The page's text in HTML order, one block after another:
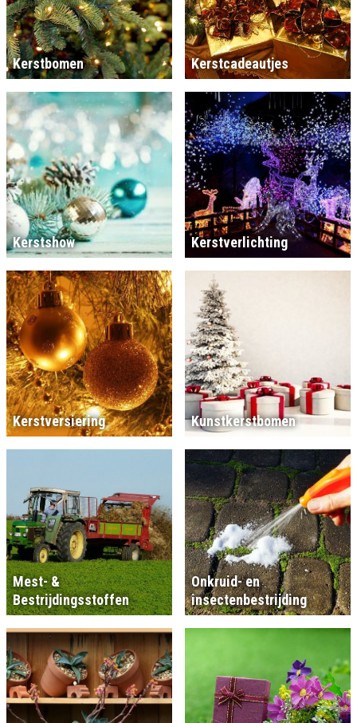
Kerstbomen Kerstcadeautjes
Kerstshow Kerstverlichting
Kerstversiering Kunstkerstbomen
Mest- &
Bestrijdingsstoffen
Onkruid- en
insectenbestrijding